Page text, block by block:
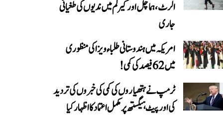
الرٹ، ہماچل اور کیرلم میں ندیوں کی طغیانی
جاری
امریکہ میں ہندوستانی طلباء ویزا کی منظوری
میں 62 فیصد کی کمی!
ٹرمپ نے ہتھیاروں کی کمی کی خبروں کی تردید
کی اور پیٹ ہیگستھ پر مکمل اعتماد کا اظہار کیا